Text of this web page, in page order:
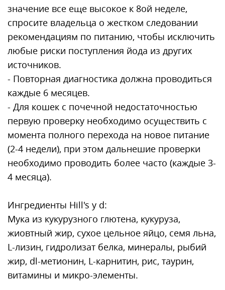
значение все еще высокое к 8ой неделе,
спросите владельца о жестком следовании
рекомендациям по питанию, чтобы исключить
любые риски поступления йода из других
источников.
- Повторная диагностика должна проводиться
каждые 6 месяцев.
- Для кошек с почечной недостаточностью
первую проверку необходимо осуществить с
момента полного перехода на новое питание
(2-4 недели), при этом дальнешие проверки
необходимо проводить более часто (каждые 3-
4 месяца).
Ингредиенты Hill's y d:
Мука из кукурузного глютена, кукуруза,
жиовтный жир, сухое цельное яйцо, семя льна,
L-лизин, гидролизат белка, минералы, рыбий
жир, dl-метионин, L-карнитин, рис, таурин,
витамины и микро-элементы.